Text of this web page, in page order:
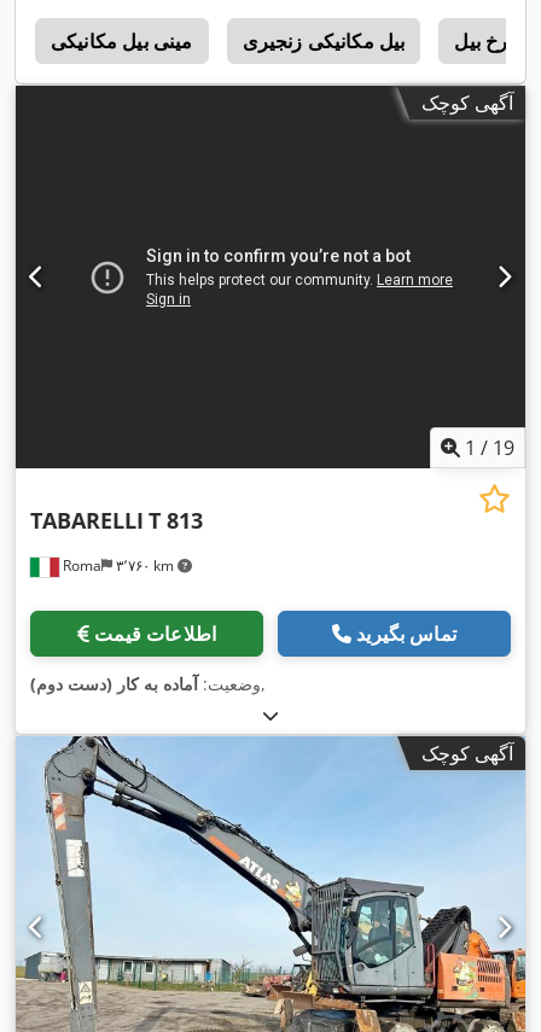
مینی بیل مکانیکی بیل مکانیکی زنجیری چرخ بیل
آگهی کوچک
1 / 19
Roma ۳٬۷۶۰ km
TABARELLI T 813
اطلاعات قیمت تماس بگیرید
وضعیت:آماده به کار (دست دوم) ,
آگهی کوچک